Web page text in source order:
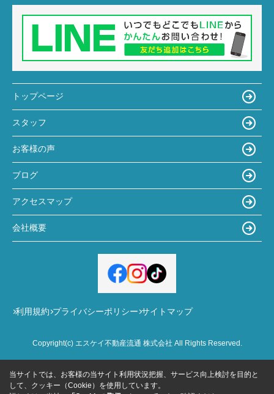
トップページ
スタッフ
お客様の声
ブログ
アクセスマップ
会社概要
利用規約 プライバシーポリシー サイトマップ
Copyright(c) エスケイ不動産流通 株式会社 All Rights Reserved.
当サイトでは、お客様の当サイト利用状況把握、サービス向上検討を目的と
して、クッキー（Cookie）を使用しています。